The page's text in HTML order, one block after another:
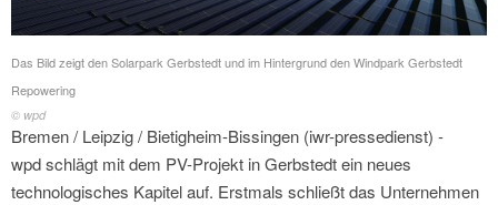
Das Bild zeigt den Solarpark Gerbstedt und im Hintergrund den Windpark Gerbstedt
Repowering
© wpd
Bremen / Leipzig / Bietigheim-Bissingen (iwr-pressedienst) -
wpd schlägt mit dem PV-Projekt in Gerbstedt ein neues
technologisches Kapitel auf. Erstmals schließt das Unternehmen